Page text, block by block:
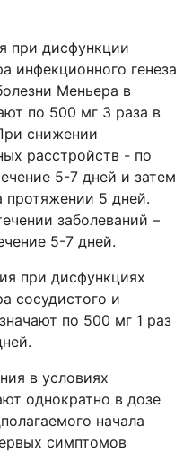
при дисфункции
инфекционного генеза
Меньера в
по 500 мг 3 раза в
снижении
расстройств - по
5-7 дней и затем
протяжении 5 дней.
заболеваний –
5-7 дней.
при дисфункциях
сосудистого и
по 500 мг 1 раз
в условиях
однократно в дозе
начала
симптомов